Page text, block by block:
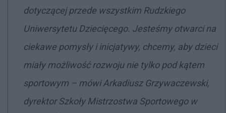
dotyczącej przede wszystkim Rudzkiego
Uniwersytetu Dziecięcego. Jesteśmy otwarci na
ciekawe pomysły i inicjatywy, chcemy, aby dzieci
miały możliwość rozwoju nie tylko pod kątem
sportowym – mówi Arkadiusz Grzywaczewski,
dyrektor Szkoły Mistrzostwa Sportowego w